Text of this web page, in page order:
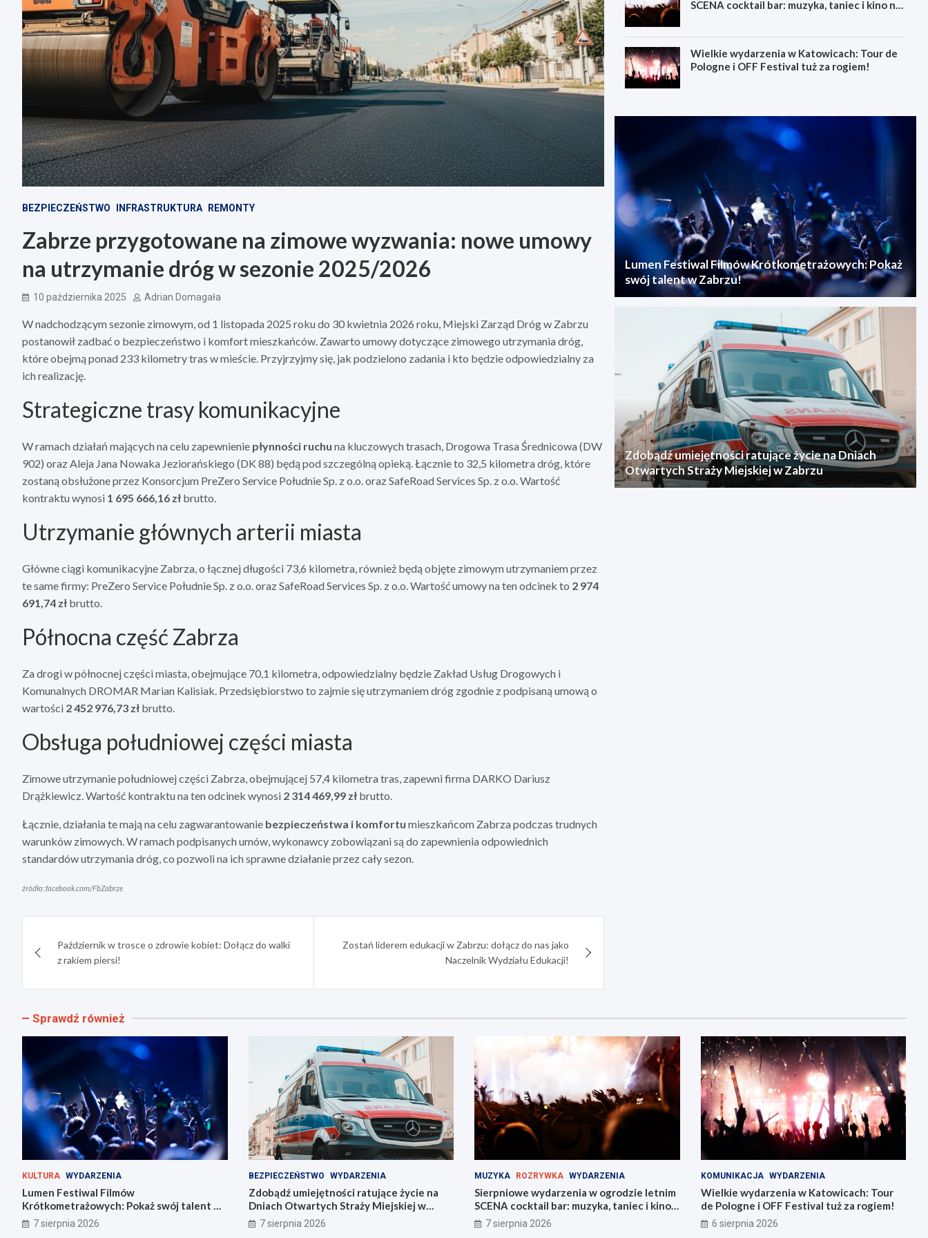
BEZPIECZEŃSTWO INFRASTRUKTURA REMONTY
Zabrze przygotowane na zimowe wyzwania: nowe umowy
na utrzymanie dróg w sezonie 2025/2026
10 października 2025 Adrian Domagała
W nadchodzącym sezonie zimowym, od 1 listopada 2025 roku do 30 kwietnia 2026 roku, Miejski Zarząd Dróg w Zabrzu
postanowił zadbać o bezpieczeństwo i komfort mieszkańców. Zawarto umowy dotyczące zimowego utrzymania dróg,
które obejmą ponad 233 kilometry tras w mieście. Przyjrzyjmy się, jak podzielono zadania i kto będzie odpowiedzialny za
ich realizację.
Strategiczne trasy komunikacyjne
W ramach działań mających na celu zapewnienie płynności ruchu na kluczowych trasach, Drogowa Trasa Średnicowa (DW
902) oraz Aleja Jana Nowaka Jeziorańskiego (DK 88) będą pod szczególną opieką. Łącznie to 32,5 kilometra dróg, które
zostaną obsłużone przez Konsorcjum PreZero Service Południe Sp. z o.o. oraz SafeRoad Services Sp. z o.o. Wartość
kontraktu wynosi 1 695 666,16 zł brutto.
Utrzymanie głównych arterii miasta
Główne ciągi komunikacyjne Zabrza, o łącznej długości 73,6 kilometra, również będą objęte zimowym utrzymaniem przez
te same firmy: PreZero Service Południe Sp. z o.o. oraz SafeRoad Services Sp. z o.o. Wartość umowy na ten odcinek to 2 974
691,74 zł brutto.
Północna część Zabrza
Za drogi w północnej części miasta, obejmujące 70,1 kilometra, odpowiedzialny będzie Zakład Usług Drogowych i
Komunalnych DROMAR Marian Kalisiak. Przedsiębiorstwo to zajmie się utrzymaniem dróg zgodnie z podpisaną umową o
wartości 2 452 976,73 zł brutto.
Obsługa południowej części miasta
Zimowe utrzymanie południowej części Zabrza, obejmującej 57,4 kilometra tras, zapewni firma DARKO Dariusz
Drążkiewicz. Wartość kontraktu na ten odcinek wynosi 2 314 469,99 zł brutto.
Łącznie, działania te mają na celu zagwarantowanie bezpieczeństwa i komfortu mieszkańcom Zabrza podczas trudnych
warunków zimowych. W ramach podpisanych umów, wykonawcy zobowiązani są do zapewnienia odpowiednich
standardów utrzymania dróg, co pozwoli na ich sprawne działanie przez cały sezon.
źródło: facebook.com/FbZabrze
wpisuPaździernik w trosce o zdrowie kobiet: Dołącz do walki
z rakiem piersi!
Zostań liderem edukacji w Zabrzu: dołącz do nas jako
Naczelnik Wydziału Edukacji!
SCENA cocktail bar: muzyka, taniec i kino na
Wielkie wydarzenia w Katowicach: Tour de
Pologne i OFF Festival tuż za rogiem!
Lumen Festiwal Filmów Krótkometrażowych: Pokaż
swój talent w Zabrzu!
Zdobądź umiejętności ratujące życie na Dniach
Otwartych Straży Miejskiej w Zabrzu
Sprawdź również
KULTURA WYDARZENIA
Lumen Festiwal Filmów
Krótkometrażowych: Pokaż swój talent w
Zabrzu!
7 sierpnia 2026
BEZPIECZEŃSTWO WYDARZENIA
Zdobądź umiejętności ratujące życie na
Dniach Otwartych Straży Miejskiej w
Zabrzu
7 sierpnia 2026
MUZYKA ROZRYWKA WYDARZENIA
Sierpniowe wydarzenia w ogrodzie letnim
SCENA cocktail bar: muzyka, taniec i kino
na świeżym powietrzu
7 sierpnia 2026
KOMUNIKACJA WYDARZENIA
Wielkie wydarzenia w Katowicach: Tour
de Pologne i OFF Festival tuż za rogiem!
6 sierpnia 2026